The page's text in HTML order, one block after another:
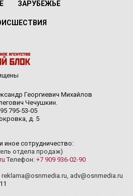
ЗАРУБЕЖЬЕ
Георгиевич Михайлов
Чечушкин.
795-53-05
д. 5
иное сотрудничество:
отдела продаж)
Телефон: +7 909 936-02-90
reklama@osnmedia.ru, adv@osnmedia.ru